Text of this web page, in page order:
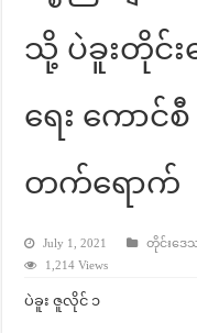
သို့ ပဲခူးတိုင်း
ရေး ကောင်စီ
တက်ရောက်
July 1, 2021
တိုင်းဒေသ
1,214 Views
ပဲခူး ဇူလိုင် ၁